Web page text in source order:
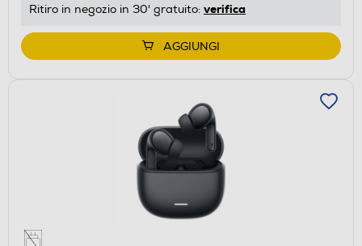
Ritiro in negozio in 30' gratuito: verifica
AGGIUNGI